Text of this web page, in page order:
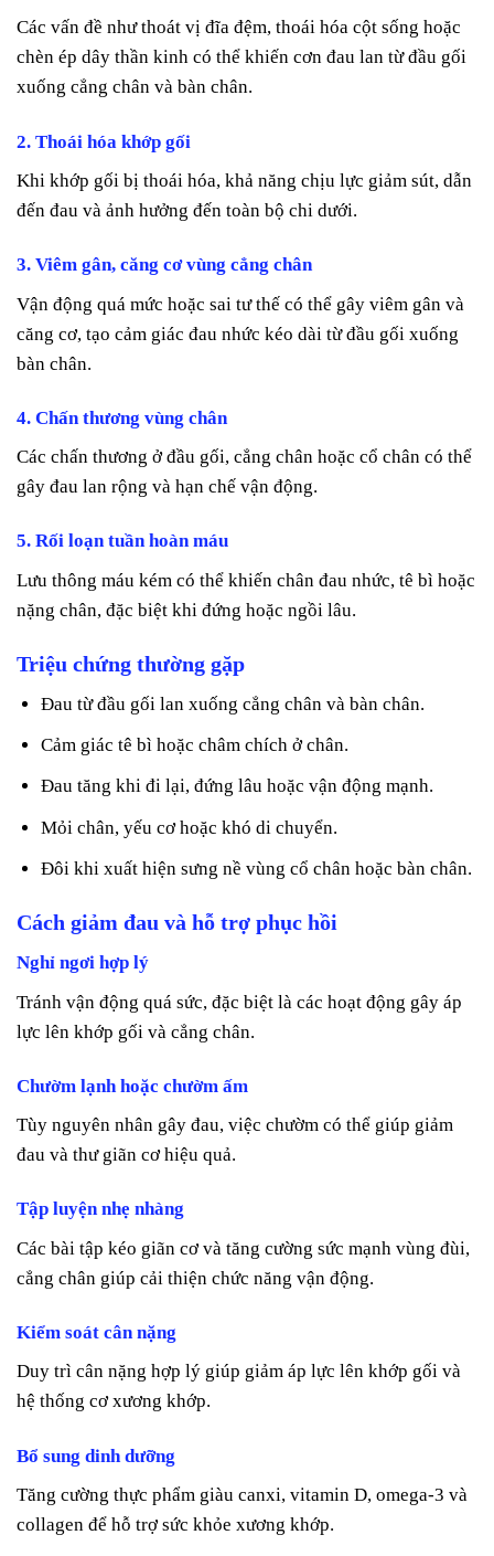
Các vấn đề như thoát vị đĩa đệm, thoái hóa cột sống hoặc
chèn ép dây thần kinh có thể khiến cơn đau lan từ đầu gối
xuống cẳng chân và bàn chân.
2. Thoái hóa khớp gối
Khi khớp gối bị thoái hóa, khả năng chịu lực giảm sút, dẫn
đến đau và ảnh hưởng đến toàn bộ chi dưới.
3. Viêm gân, căng cơ vùng cẳng chân
Vận động quá mức hoặc sai tư thế có thể gây viêm gân và
căng cơ, tạo cảm giác đau nhức kéo dài từ đầu gối xuống
bàn chân.
4. Chấn thương vùng chân
Các chấn thương ở đầu gối, cẳng chân hoặc cổ chân có thể
gây đau lan rộng và hạn chế vận động.
5. Rối loạn tuần hoàn máu
Lưu thông máu kém có thể khiến chân đau nhức, tê bì hoặc
nặng chân, đặc biệt khi đứng hoặc ngồi lâu.
Triệu chứng thường gặp
Đau từ đầu gối lan xuống cẳng chân và bàn chân.
Cảm giác tê bì hoặc châm chích ở chân.
Đau tăng khi đi lại, đứng lâu hoặc vận động mạnh.
Mỏi chân, yếu cơ hoặc khó di chuyển.
Đôi khi xuất hiện sưng nề vùng cổ chân hoặc bàn chân.
Cách giảm đau và hỗ trợ phục hồi
Nghỉ ngơi hợp lý
Tránh vận động quá sức, đặc biệt là các hoạt động gây áp
lực lên khớp gối và cẳng chân.
Chườm lạnh hoặc chườm ấm
Tùy nguyên nhân gây đau, việc chườm có thể giúp giảm
đau và thư giãn cơ hiệu quả.
Tập luyện nhẹ nhàng
Các bài tập kéo giãn cơ và tăng cường sức mạnh vùng đùi,
cẳng chân giúp cải thiện chức năng vận động.
Kiểm soát cân nặng
Duy trì cân nặng hợp lý giúp giảm áp lực lên khớp gối và
hệ thống cơ xương khớp.
Bổ sung dinh dưỡng
Tăng cường thực phẩm giàu canxi, vitamin D, omega-3 và
collagen để hỗ trợ sức khỏe xương khớp.